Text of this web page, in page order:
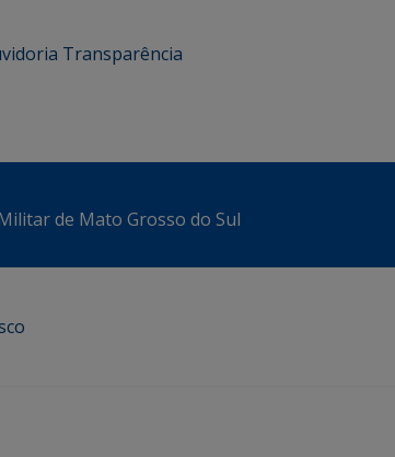
Transparência
de Mato Grosso do Sul